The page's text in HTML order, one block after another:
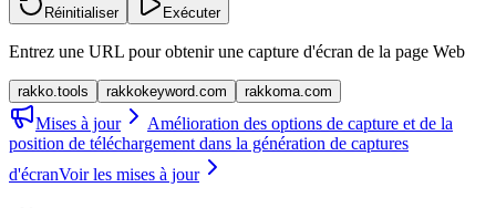
Réinitialiser Exécuter
Entrez une URL pour obtenir une capture d'écran de la page Web
rakko.tools rakkokeyword.com rakkoma.com
Mises à jour
Amélioration des options de capture et de la
position de téléchargement dans la génération de captures
d'écranVoir les mises à jour